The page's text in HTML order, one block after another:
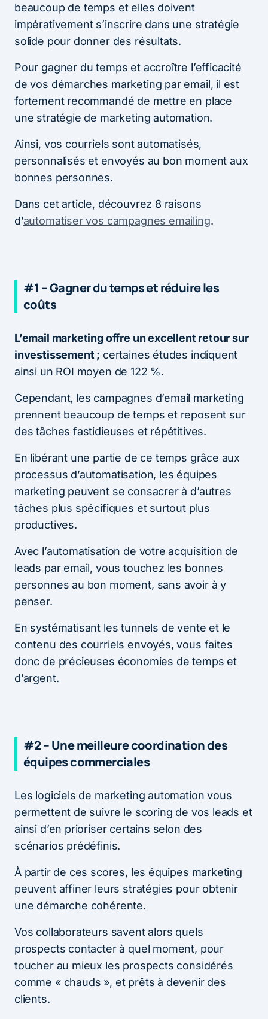
beaucoup de temps et elles doivent
impérativement s’inscrire dans une stratégie
solide pour donner des résultats.
Pour gagner du temps et accroître l’efficacité
de vos démarches marketing par email, il est
fortement recommandé de mettre en place
une stratégie de marketing automation.
Ainsi, vos courriels sont automatisés,
personnalisés et envoyés au bon moment aux
bonnes personnes.
Dans cet article, découvrez 8 raisons
d’automatiser vos campagnes emailing.
#1 – Gagner du temps et réduire les
coûts
L’email marketing offre un excellent retour sur
investissement ; certaines études indiquent
ainsi un ROI moyen de 122 %.
Cependant, les campagnes d’email marketing
prennent beaucoup de temps et reposent sur
des tâches fastidieuses et répétitives.
En libérant une partie de ce temps grâce aux
processus d’automatisation, les équipes
marketing peuvent se consacrer à d’autres
tâches plus spécifiques et surtout plus
productives.
Avec l’automatisation de votre acquisition de
leads par email, vous touchez les bonnes
personnes au bon moment, sans avoir à y
penser.
En systématisant les tunnels de vente et le
contenu des courriels envoyés, vous faites
donc de précieuses économies de temps et
d’argent.
#2 – Une meilleure coordination des
équipes commerciales
Les logiciels de marketing automation vous
permettent de suivre le scoring de vos leads et
ainsi d’en prioriser certains selon des
scénarios prédéfinis.
À partir de ces scores, les équipes marketing
peuvent affiner leurs stratégies pour obtenir
une démarche cohérente.
Vos collaborateurs savent alors quels
prospects contacter à quel moment, pour
toucher au mieux les prospects considérés
comme « chauds », et prêts à devenir des
clients.